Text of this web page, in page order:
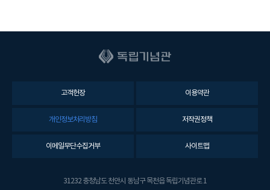
고객헌장 이용약관
개인정보처리방침 저작권정책
이메일무단수집거부 사이트맵
31232 충청남도 천안시 동남구 목천읍 독립기념관로 1